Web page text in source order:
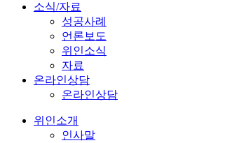
소식/자료
성공사례
언론보도
위인소식
자료
온라인상담
온라인상담
위인소개
인사말